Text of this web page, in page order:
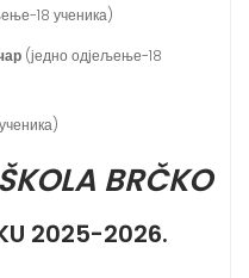
18 ученика)
(једно одјељење-18
BRČKO
2025-2026.